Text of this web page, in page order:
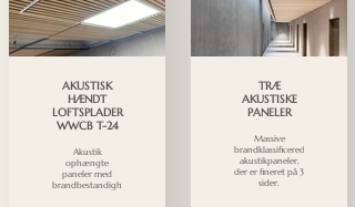
AKUSTISK
HÆNDT
LOFTSPLADER
WWCB T-24
Akustik
ophængte
paneler med
brandbestandighedsklasse.
TRÆ
AKUSTISKE
PANELER
Massive
brandklassificerede
akustikpaneler,
der er fineret på 3
sider.